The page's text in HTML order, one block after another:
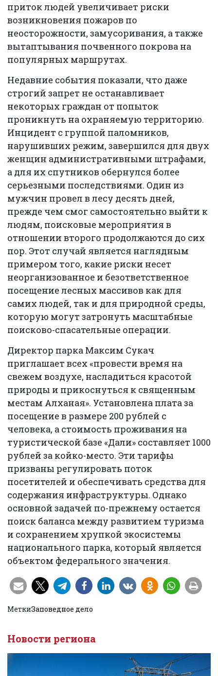
приток людей увеличивает риски
возникновения пожаров по
неосторожности, замусоривания, а также
вытаптывания почвенного покрова на
популярных маршрутах.
Недавние события показали, что даже
строгий запрет не останавливает
некоторых граждан от попыток
проникнуть на охраняемую территорию.
Инцидент с группой паломников,
нарушивших режим, завершился для двух
женщин административными штрафами,
а для их спутников обернулся более
серьезными последствиями. Один из
мужчин провел в лесу десять дней,
прежде чем смог самостоятельно выйти к
людям, поисковые мероприятия в
отношении второго продолжаются до сих
пор. Этот случай является наглядным
примером того, какие риски несет
неорганизованное и безответственное
посещение лесных массивов как для
самих людей, так и для природной среды,
которую могут затронуть масштабные
поисково-спасательные операции.
Директор парка Максим Сукач
приглашает всех «провести время на
свежем воздухе, насладиться красотой
природы и прикоснуться к священным
местам Алханая». Установлена плата за
посещение в размере 200 рублей с
человека, а стоимость проживания на
туристической базе «Дали» составляет 1000
рублей за койко-место. Эти тарифы
призваны регулировать поток
посетителей и обеспечивать средства для
содержания инфраструктуры. Однако
основной задачей по-прежнему остается
поиск баланса между развитием туризма
и сохранением хрупкой экосистемы
национального парка, который является
объектом федерального значения.
МеткиЗаповедное дело
Новости региона